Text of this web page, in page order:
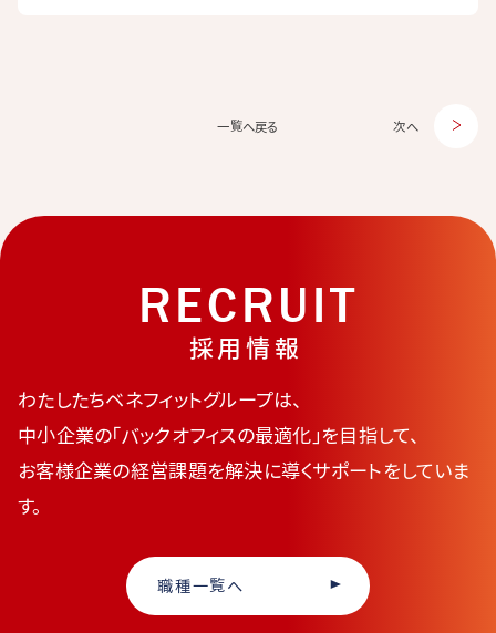
一覧へ戻る 次へ
RECRUIT
採用情報
わたしたちベネフィットグループは、
中小企業の「バックオフィスの最適化」を目指して、
お客様企業の経営課題を解決に導くサポートをしていま
す。
職種一覧へ